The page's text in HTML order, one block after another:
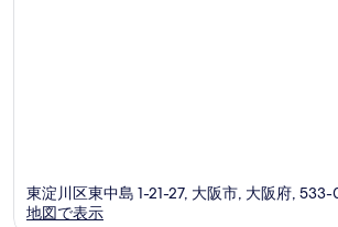
東淀川区東中島 1-21-27, 大阪市, 大阪府,
地図で表示